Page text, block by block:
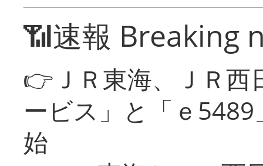
📶速報 Breaking
👉ＪＲ東海、ＪＲ
ービス」と「ｅ
始